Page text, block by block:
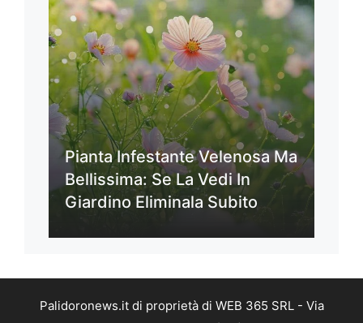
Pianta Infestante Velenosa Ma
Bellissima: Se La Vedi In
Giardino Eliminala Subito
Palidoronews.it di proprietà di WEB 365 SRL - Via